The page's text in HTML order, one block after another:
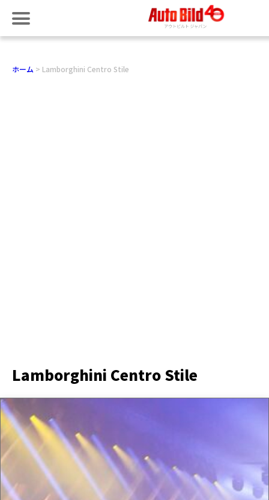
ホーム Lamborghini Centro Stile
Lamborghini Centro Stile